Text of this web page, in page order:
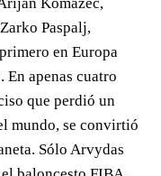
Paspalj,
en Europa
apenas cuatro
que perdió un
mundo, se convirtió
Sólo Arvydas